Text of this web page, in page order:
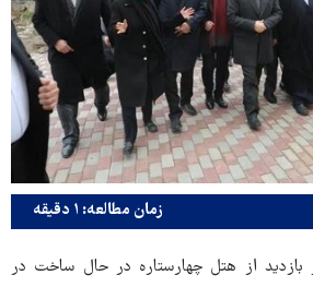
زمان مطالعه: ۱ دقیقه
از هتل چهارستاره در حال ساخت در